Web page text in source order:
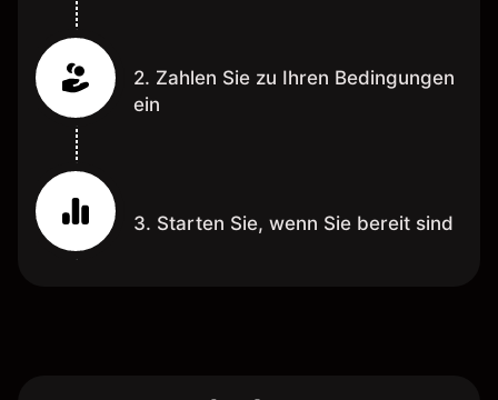
2. Zahlen Sie zu Ihren Bedingungen
ein
3. Starten Sie, wenn Sie bereit sind